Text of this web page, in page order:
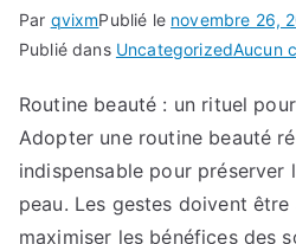
Par qvixmPublié le novembre 26,
Publié dans UncategorizedAucun
Routine beauté : un rituel
Adopter une routine beauté
indispensable pour préserver
peau. Les gestes doivent
maximiser les bénéfices des